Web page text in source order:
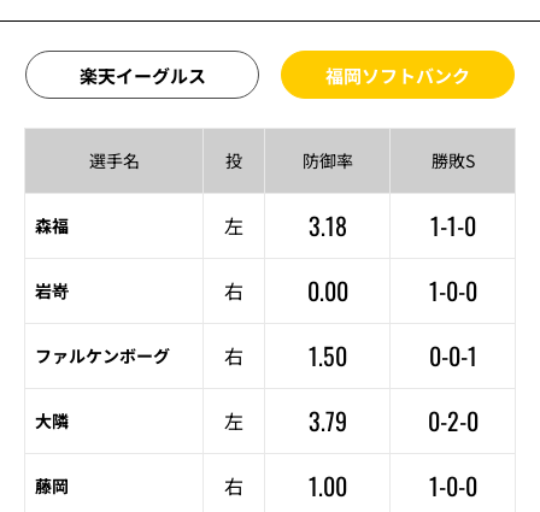
楽天イーグルス 福岡ソフトバンク
選手名 投 防御率 勝敗S
森福 左 3.18 1-1-0
岩嵜 右 0.00 1-0-0
ファルケンボーグ 右 1.50 0-0-1
大隣 左 3.79 0-2-0
藤岡 右 1.00 1-0-0